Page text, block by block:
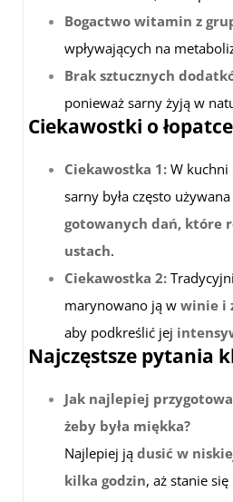
Bogactwo witamin z
wpływających na
Brak sztucznych
ponieważ sarny żyją w
Ciekawostki o
Ciekawostka 1: W kuchni
sarny była często
gotowanych dań, które
ustach.
Ciekawostka 2:
marynowano ją w winie i
aby podkreślić jej
Najczęstsze pytania
Jak najlepiej
żeby była miękka?
Najlepiej ją dusić w
kilka godzin, aż stanie się